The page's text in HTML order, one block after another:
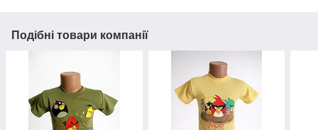
Подібні товари компанії